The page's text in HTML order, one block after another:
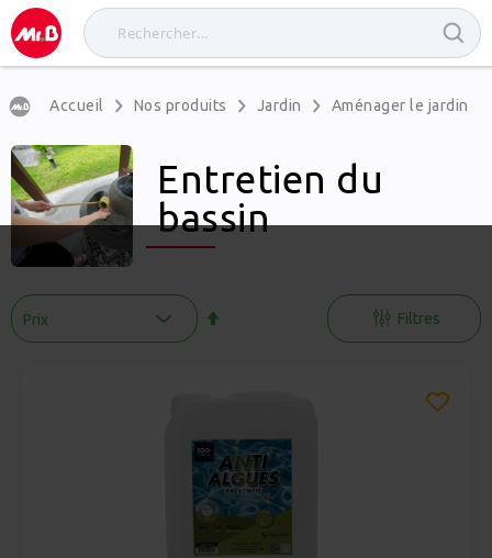
Accueil Nos produits Jardin Aménager le jardin
Entretien du
bassin
Filtres